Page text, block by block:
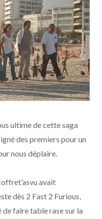
ultime de cette saga
des premiers pour un
nous déplaire.
avait
dès 2 Fast 2 Furious,
faire table rase sur la